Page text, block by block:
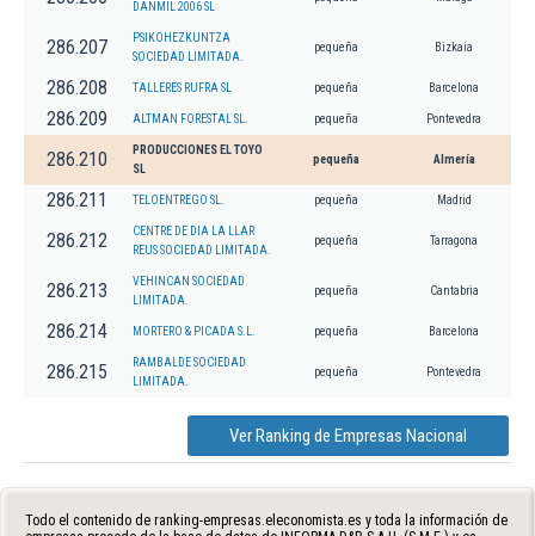
DANMIL 2006 SL
286.207
PSIKOHEZKUNTZA
SOCIEDAD LIMITADA.
pequeña Bizkaia
286.208 TALLERES RUFRA SL pequeña Barcelona
286.209 ALTMAN FORESTAL SL. pequeña Pontevedra
286.210
PRODUCCIONES EL TOYO
SL
pequeña Almería
286.211 TELOENTREGO SL. pequeña Madrid
286.212
CENTRE DE DIA LA LLAR
REUS SOCIEDAD LIMITADA.
pequeña Tarragona
286.213
VEHINCAN SOCIEDAD
LIMITADA.
pequeña Cantabria
286.214 MORTERO & PICADA S.L. pequeña Barcelona
286.215
RAMBALDE SOCIEDAD
LIMITADA.
pequeña Pontevedra
Ver Ranking de Empresas Nacional
Todo el contenido de ranking-empresas.eleconomista.es y toda la información de